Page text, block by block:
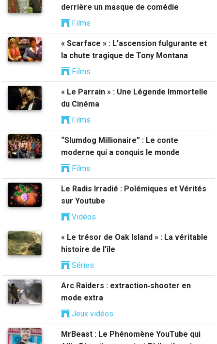
derrière un masque de comédie
Films
« Scarface » : L’ascension fulgurante et
la chute tragique de Tony Montana
Films
« Le Parrain » : Une Légende Immortelle
du Cinéma
Films
“Slumdog Millionaire” : Le conte
moderne qui a conquis le monde
Films
Le Radis Irradié : Polémiques et Vérités
sur Youtube
Vidéos
« Le trésor de Oak Island » : La véritable
histoire de l’île
Séries
Arc Raiders : extraction‑shooter en
mode extra
Jeux vidéos
MrBeast : Le Phénomène YouTube qui